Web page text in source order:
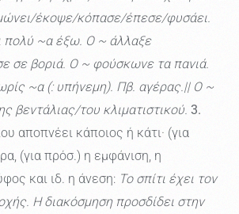
έκοψε/κόπασε/έπεσε/φυσάει.
πολύ ~α έξω. Ο ~ άλλαξε
σε βοριά. Ο ~ φούσκωνε τα πανιά.
~α (: υπήνεμη). Πβ. αγέρας.|| Ο ~
βεντάλιας/του κλιματιστικού. 3.
αποπνέει κάποιος ή κάτι· (για
(για πρόσ.) η εμφάνιση, η
και ιδ. η άνεση: Το σπίτι έχει τον
Η διακόσμηση προσδίδει στην